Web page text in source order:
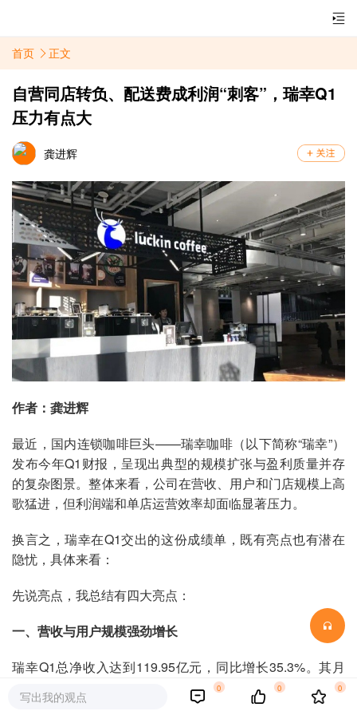
首页 正文
自营同店转负、配送费成利润“刺客”，瑞幸Q1
压力有点大
龚进辉
作者：龚进辉
最近，国内连锁咖啡巨头——瑞幸咖啡（以下简称“瑞幸”）
发布今年Q1财报，呈现出典型的规模扩张与盈利质量并存
的复杂图景。整体来看，公司在营收、用户和门店规模上高
歌猛进，但利润端和单店运营效率却面临显著压力。
换言之，瑞幸在Q1交出的这份成绩单，既有亮点也有潜在
隐忧，具体来看：
先说亮点，我总结有四大亮点：
一、 营收与用户规模强劲增长
瑞幸Q1总净收入达到119.95亿元，同比增长35.3%。其月
均交易客户数达9309万，同比增长25.3%，累计交易客户数
突破4.73亿。截至Q1末，瑞幸全球门店总数突破3.35万
写出我的观点
0 0 0